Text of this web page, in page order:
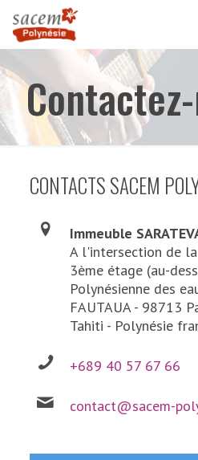
CONTACTS SACEM
Immeuble
A l'intersection de
3ème étage (au-
Polynésienne des
FAUTAUA - 98713
Tahiti - Polynésie
+689 40 57 67 66
contact@sacem-